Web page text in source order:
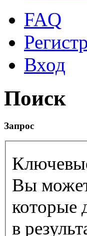
FAQ
Вход
Поиск
Запрос
Вы
которые
в